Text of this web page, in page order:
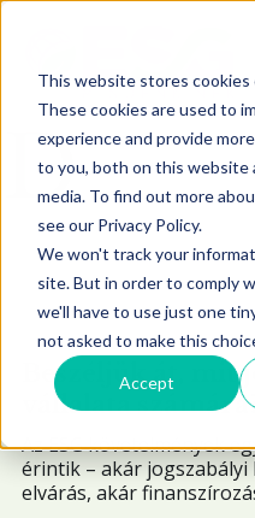
This website stores cookies
These cookies are used to
experience and provide
to you, both on this website
media. To find out more
see our Privacy Policy.
We won't track your
site. But in order to comply
we'll have to use just one
not asked to make this
Accept
S
Képzések
ESG blog
Rólunk
Kapcsolat
Díj
me
n
t
Beszéljük át, mit
vállalata
Az ESG követelmények
érintik – akár
elvárás, akár